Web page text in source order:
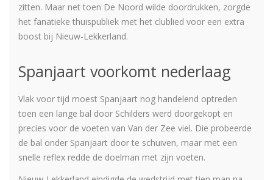
zitten. Maar net toen De Noord wilde doordrukken, zorgde
het fanatieke thuispubliek met het clublied voor een extra
boost bij Nieuw-Lekkerland.
Spanjaart voorkomt nederlaag
Vlak voor tijd moest Spanjaart nog handelend optreden
toen een lange bal door Schilders werd doorgekopt en
precies voor de voeten van Van der Zee viel. Die probeerde
de bal onder Spanjaart door te schuiven, maar met een
snelle reflex redde de doelman met zijn voeten.